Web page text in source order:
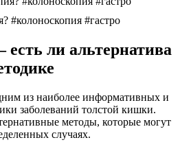
#колоноскопия #гастро
ли альтернатива
из наиболее информативных и
заболеваний толстой кишки.
методы, которые могут
случаях.